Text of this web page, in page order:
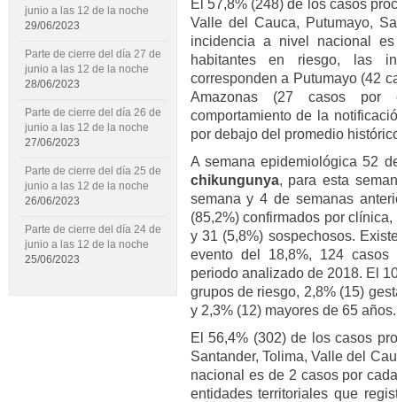
El 57,8% (248) de los casos
Valle del Cauca, Putumayo,
incidencia a nivel nacional
habitantes en riesgo, las
corresponden a Putumayo (42
Amazonas (27 casos por
comportamiento de la
por debajo del promedio
A semana epidemiológica 52
chikungunya, para esta
semana y 4 de semanas
(85,2%) confirmados por
y 31 (5,8%) sospechosos.
evento del 18,8%, 124
periodo analizado de 2018. El
grupos de riesgo, 2,8% (15)
y 2,3% (12) mayores de 65 años.
El 56,4% (302) de los casos
Santander, Tolima, Valle del
nacional es de 2 casos por
entidades territoriales que
junio a las 12 de la noche
29/06/2023
Parte de cierre del día 27 de
junio a las 12 de la noche
28/06/2023
Parte de cierre del día 26 de
junio a las 12 de la noche
27/06/2023
Parte de cierre del día 25 de
junio a las 12 de la noche
26/06/2023
Parte de cierre del día 24 de
junio a las 12 de la noche
25/06/2023